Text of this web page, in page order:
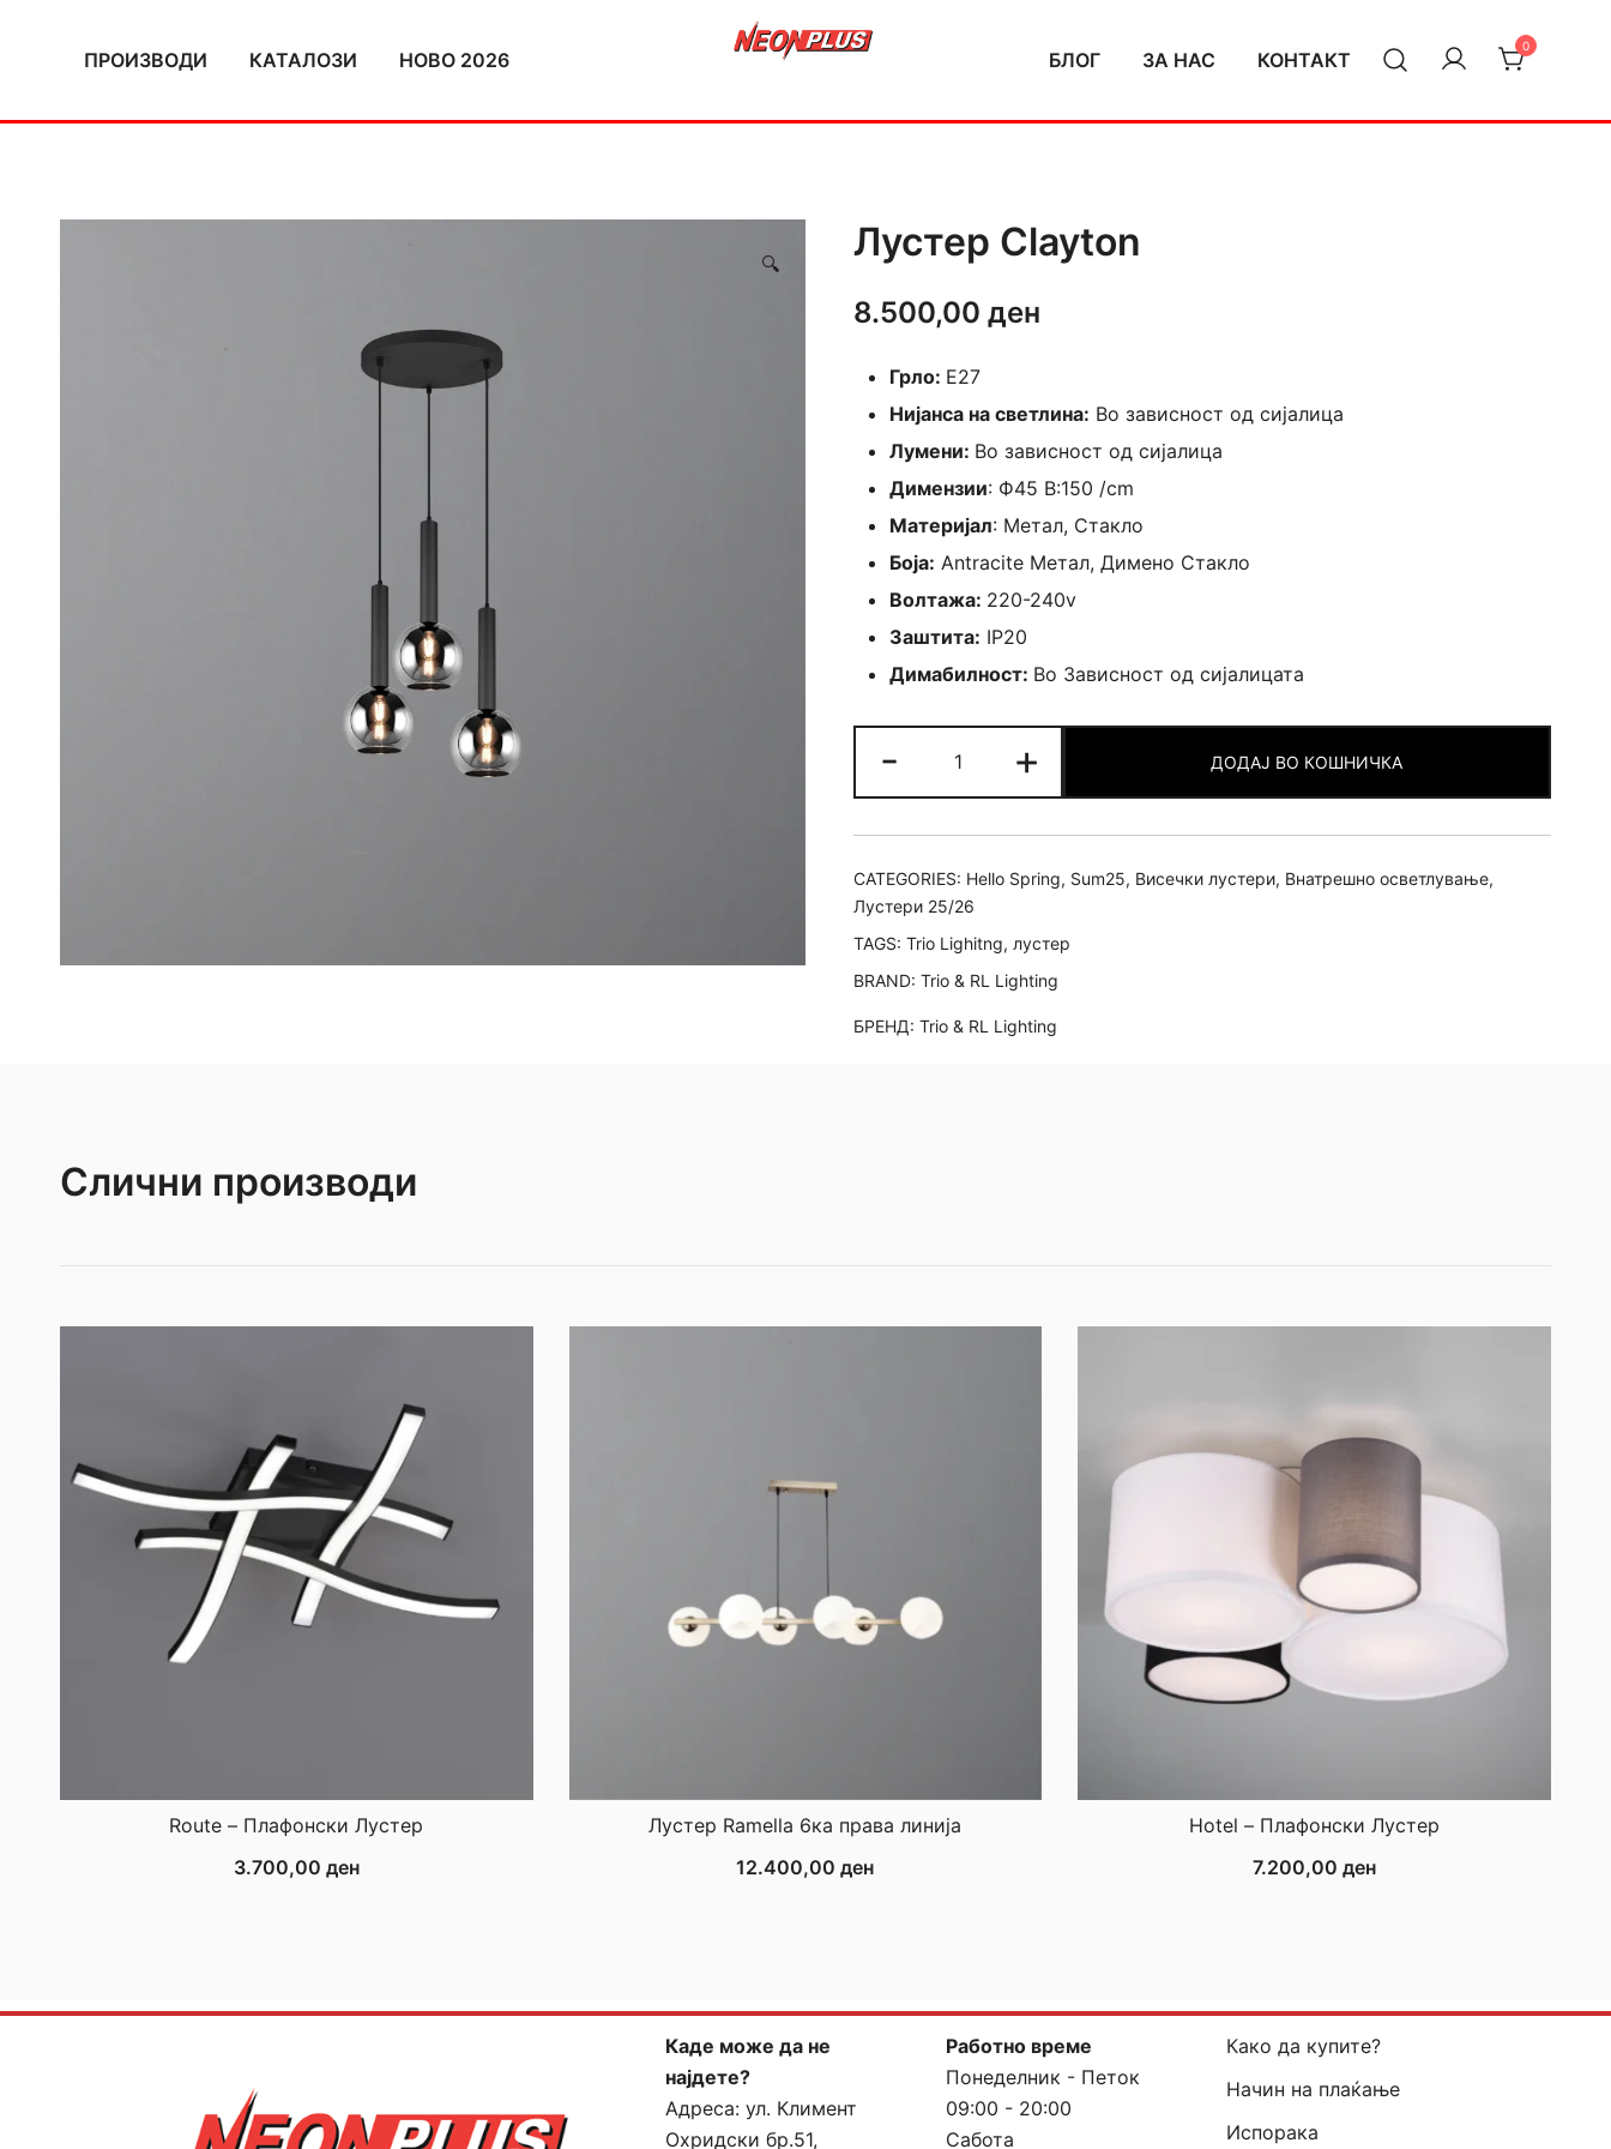
ПРОИЗВОДИ КАТАЛОЗИ НОВО 2026 БЛОГ ЗА НАС КОНТАКТ
0
🔍 Лустер Clayton
8.500,00 ден
Грло: E27
Нијанса на светлина: Во зависност од сијалица
Лумени: Во зависност од сијалица
Димензии: Ф45 В:150 /cm
Материјал: Метал, Стакло
Боја: Antracite Метал, Димено Стакло
Волтажа: 220-240v
Заштита: IP20
Димабилност: Во Зависност од сијалицата
-
Clayton
quantity
+ ДОДАЈ ВО КОШНИЧКА
CATEGORIES: Hello Spring, Sum25, Висечки лустери, Внатрешно осветлување,
Лустери 25/26
TAGS: Trio Lighitng, лустер
BRAND: Trio & RL Lighting
БРЕНД: Trio & RL Lighting
Слични производи
Route – Плафонски Лустер
3.700,00 ден
Лустер Ramella 6ка права линија
12.400,00ден
Hotel – Плафонски Лустер
7.200,00ден
Каде може да не
најдете?
Адреса: ул. Климент
Охридски бр.51,
Работно време
Понеделник - Петок
09:00 - 20:00
Сабота
Како да купите?
Начин на плаќање
Испорака